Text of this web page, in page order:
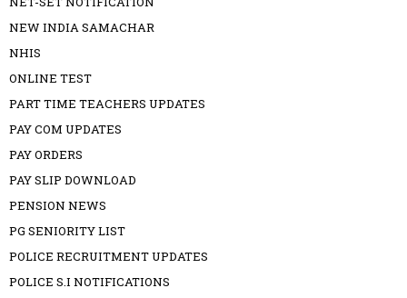
NEW INDIA SAMACHAR
NHIS
ONLINE TEST
PART TIME TEACHERS UPDATES
PAY COM UPDATES
PAY ORDERS
PAY SLIP DOWNLOAD
PENSION NEWS
PG SENIORITY LIST
POLICE RECRUITMENT UPDATES
POLICE S.I NOTIFICATIONS